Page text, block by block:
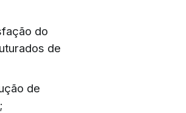
do
de
de